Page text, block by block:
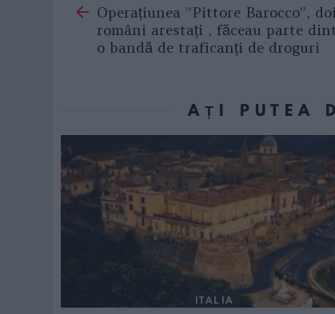
moreOperațiunea ”Pittore Barocco”, doi
români arestați , făceau parte
o bandă de traficanți de droguri
AȚI PUTEA
ITALIA